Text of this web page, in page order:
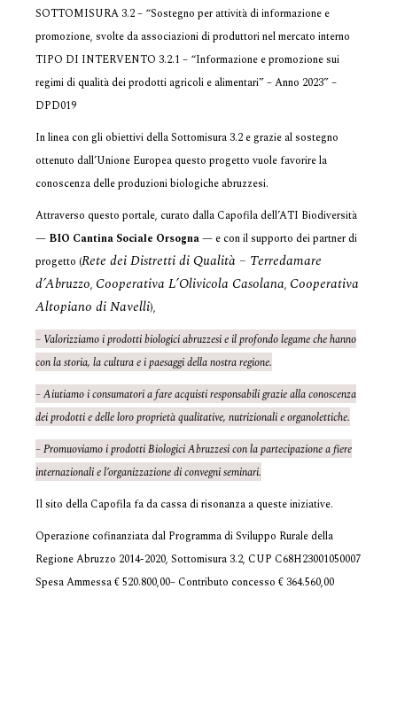
SOTTOMISURA 3.2 – “Sostegno per attività di informazione e
promozione, svolte da associazioni di produttori nel mercato interno
TIPO DI INTERVENTO 3.2.1 – “Informazione e promozione sui
regimi di qualità dei prodotti agricoli e alimentari” – Anno 2023” –
DPD019
In linea con gli obiettivi della Sottomisura 3.2 e grazie al sostegno
ottenuto dall’Unione Europea questo progetto vuole favorire la
conoscenza delle produzioni biologiche abruzzesi.
Attraverso questo portale, curato dalla Capofila dell’ATI Biodiversità
— BIO Cantina Sociale Orsogna— e con il supporto dei partner di
progetto (Rete dei Distretti di Qualità – Terredamare
d’Abruzzo, Cooperativa L’Olivicola Casolana, Cooperativa
Altopiano di Navelli),
– Valorizziamo i prodotti biologici abruzzesi e il profondo legame che hanno
con la storia, la cultura e i paesaggi della nostra regione.
– Aiutiamo i consumatori a fare acquisti responsabili grazie alla conoscenza
dei prodotti e delle loro proprietà qualitative, nutrizionali e organolettiche.
– Promuoviamo i prodotti Biologici Abruzzesi con la partecipazione a fiere
internazionali e l’organizzazione di convegni seminari.
Il sito della Capofila fa da cassa di risonanza a queste iniziative.
Operazione cofinanziata dal Programma di Sviluppo Rurale della
Regione Abruzzo 2014-2020, Sottomisura 3.2, CUP C68H23001050007
Spesa Ammessa € 520.800,00– Contributo concesso € 364.560,00